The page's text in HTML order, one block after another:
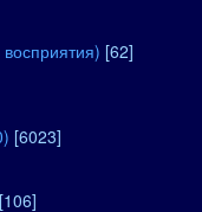
[62]
[6023]
[106]